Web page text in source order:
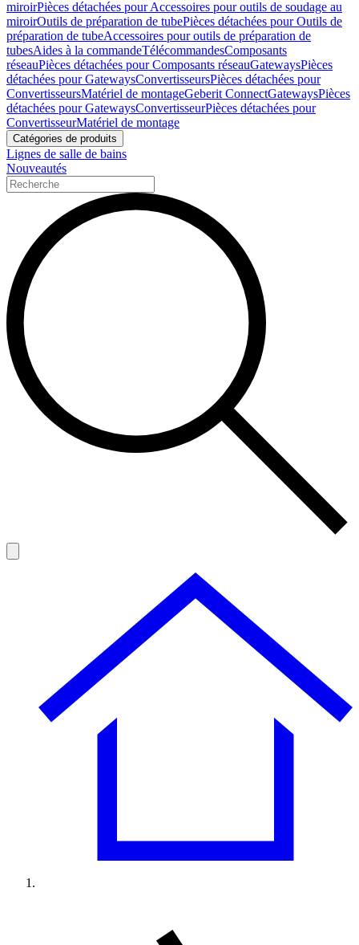
miroirPièces détachées pour Accessoires pour outils de soudage au
miroirOutils de préparation de tubePièces détachées pour Outils de
préparation de tubeAccessoires pour outils de préparation de
tubesAides à la commandeTélécommandesComposants
réseauPièces détachées pour Composants réseauGatewaysPièces
détachées pour GatewaysConvertisseursPièces détachées pour
ConvertisseursMatériel de montageGeberit ConnectGatewaysPièces
détachées pour GatewaysConvertisseurPièces détachées pour
ConvertisseurMatériel de montage
Catégories de produits
Lignes de salle de bains
Nouveautés